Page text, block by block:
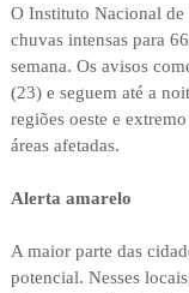
O Instituto Nacional
chuvas intensas para
semana. Os avisos
(23) e seguem até a
regiões oeste e
áreas afetadas.
Alerta amarelo
A maior parte das
potencial. Nesses